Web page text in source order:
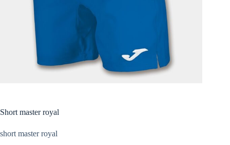
Short master royal
short master royal